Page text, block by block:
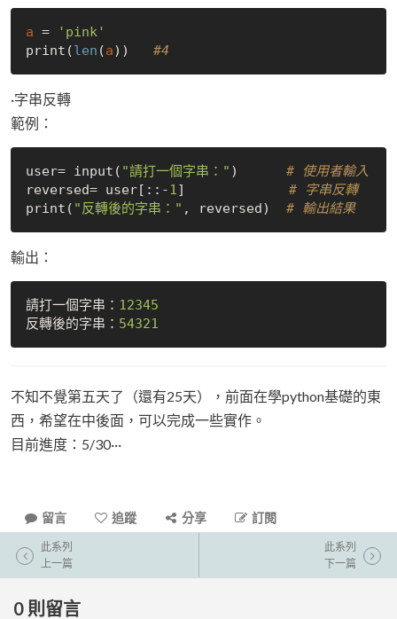
a =
'pink'
print(len (a)) #4
·字串反轉
範例：
user= input( "請打一個字串：" ) # 使用者輸入
reversed= user[::-1] # 字串反轉
print ( "反轉後的字串：" , reversed) # 輸出結果
輸出：
請打一個字串： 12345
反轉後的字串： 54321
不知不覺第五天了（還有25天），前面在學python基礎的東
西，希望在中後面，可以完成一些實作。
目前進度：5/30···
留言 追蹤 分享 訂閱
此系列
上一篇
此系列
下一篇
0 則留言